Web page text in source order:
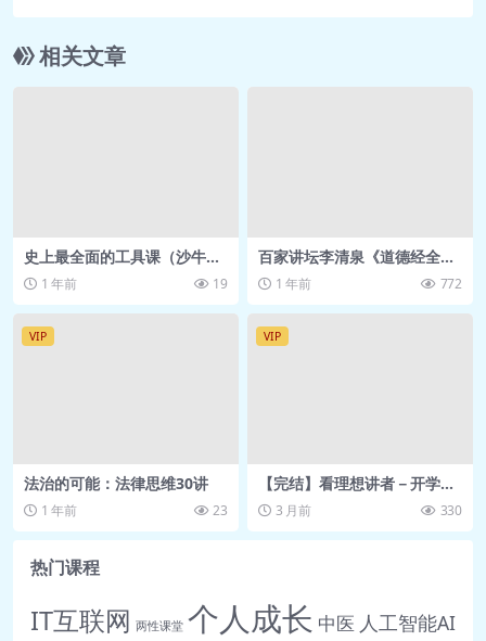
相关文章
史上最全面的工具课（沙牛老
师年度大课）-[千聊]
1 年前 19
百家讲坛李清泉《道德经全
解》40节课程，详细解读老子
智慧1 年前 772
VIP
法治的可能：法律思维30讲
1 年前 23
VIP
【完结】看理想讲者－开学七
问：我们今天需要的人文素养
3 月前 330
热门课程
IT互联网 两性课堂 个人成长 中医 人工智能AI